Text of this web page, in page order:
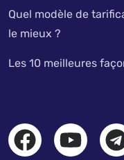
Quel modèle de
le mieux ?
Les 10 meilleures